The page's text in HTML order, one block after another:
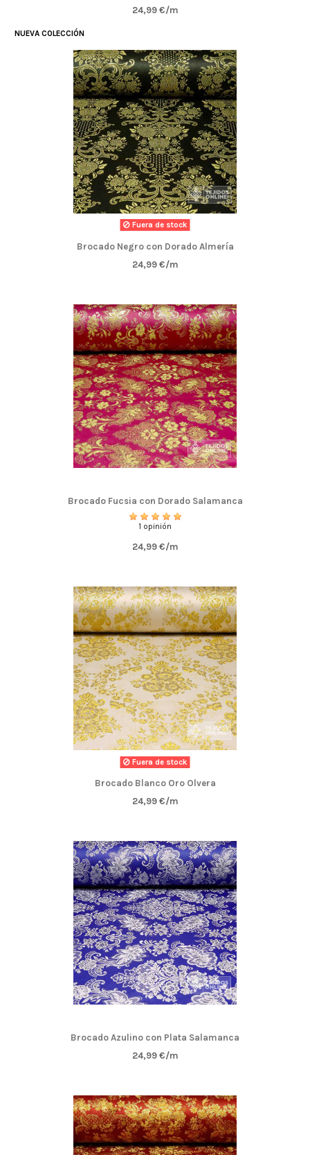
24,99 €/m
NUEVA COLECCIÓN
Fuera de stock
Brocado Negro con Dorado Almería
24,99 €/m
Brocado Fucsia con Dorado Salamanca
1 opinión
24,99 €/m
Fuera de stock
Brocado Blanco Oro Olvera
24,99 €/m
Brocado Azulino con Plata Salamanca
24,99 €/m